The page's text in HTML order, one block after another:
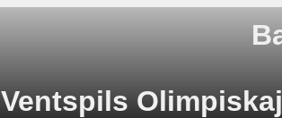
Ventspils